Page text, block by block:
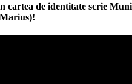
de identitate scrie
!